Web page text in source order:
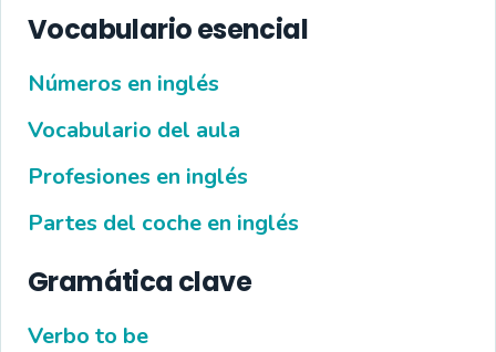
Vocabulario esencial
Números en inglés
Vocabulario del aula
Profesiones en inglés
Partes del coche en inglés
Gramática clave
Verbo to be